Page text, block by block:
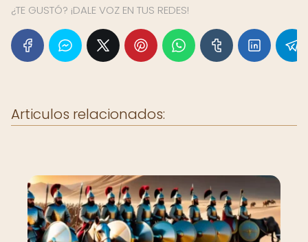
¿TE GUSTÓ? ¡DALE VOZ EN TUS REDES!
Articulos relacionados: